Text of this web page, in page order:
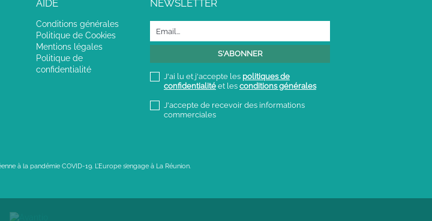
AIDE
Conditions générales
Politique de Cookies
Mentions légales
Politique de
confidentialité
NEWSLETTER
J'ai lu et j'accepte les politiques de
confidentialitéet les conditions générales
J'accepte de recevoir des informations
commerciales
à la pandémie COVID-19. L’Europe s’engage à La Réunion.